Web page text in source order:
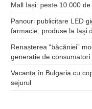
Mall Iași: peste 10.000
Panouri publicitare LED
farmacie, produse la Iaşi
Renașterea “băcăniei”
generație de
Vacanța în Bulgaria cu
sejurul